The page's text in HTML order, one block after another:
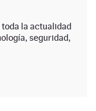
toda la actualidad
seguridad,